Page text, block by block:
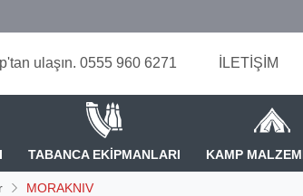
ulaşın. 0555 960 6271 İLETİŞİM
TABANCA EKİPMANLARI KAMP
MORAKNIV